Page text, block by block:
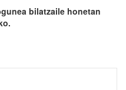
bilatzaile honetan